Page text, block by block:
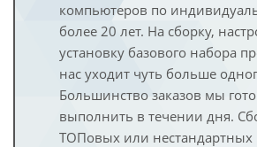
компьютеров по
более 20 лет. На сборку,
установку базового набора
нас уходит чуть больше
Большинство заказов мы
выполнить в течении дня.
ТОПовых или нестандартных